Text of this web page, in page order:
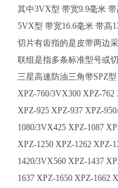
其中3VX型 带宽9.9毫米
5VX型 带宽16.6毫米 带高
切片有齿指的是皮带两边
联组是指多条标准型号或
三星高速防油三角带SPZ型
XPZ-760/3VX300 XPZ-762
XPZ-925 XPZ-937 XPZ-
1080/3VX425 XPZ-1087
XPZ-1250 XPZ-1262 XPZ-
1420/3VX560 XPZ-1437
1637 XPZ-1650 XPZ-1662